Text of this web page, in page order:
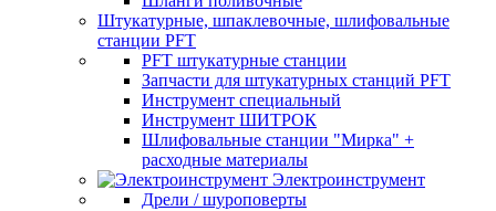
Штукатурные, шпаклевочные, шлифовальные
станции PFT
PFT штукатурные станции
Запчасти для штукатурных станций PFT
Инструмент специальный
Инструмент ШИТРОК
Шлифовальные станции "Мирка" +
расходные материалы
Электроинструмент
Дрели / шуроповерты